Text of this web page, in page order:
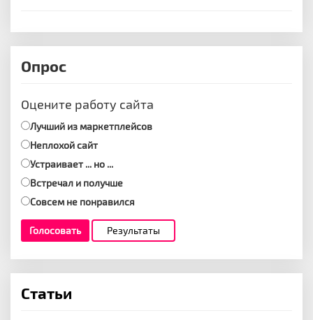
Опрос
Оцените работу сайта
Лучший из маркетплейсов
Неплохой сайт
Устраивает ... но ...
Встречал и получше
Совсем не понравился
Голосовать Результаты
Статьи